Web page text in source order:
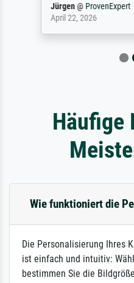
Jürgen@ ProvenExpert
April 22, 2026
Häufige
Wie funktioniert die
Die Personalisierung Ihres
ist einfach und intuitiv:
bestimmen Sie die